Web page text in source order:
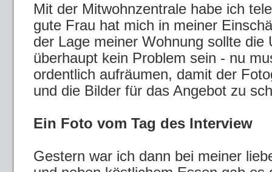
Mit der Mitwohnzentrale habe ich
gute Frau hat mich in meiner
der Lage meiner Wohnung sollte die
überhaupt kein Problem sein - nu
ordentlich aufräumen, damit der
und die Bilder für das Angebot zu
Ein Foto vom Tag des Interview
Gestern war ich dann bei meiner